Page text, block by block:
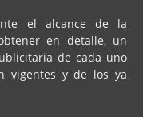
el alcance de la
en detalle, un
de cada uno
vigentes y de los ya